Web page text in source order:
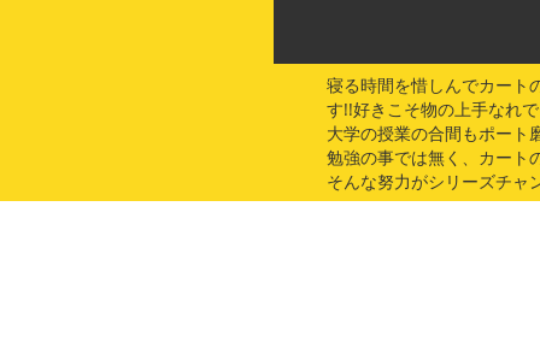
寝る時間を惜しんでカート
す!!好きこそ物の上手なれ
大学の授業の合間もポート
勉強の事では無く、カート
そんな努力がシリーズチャ